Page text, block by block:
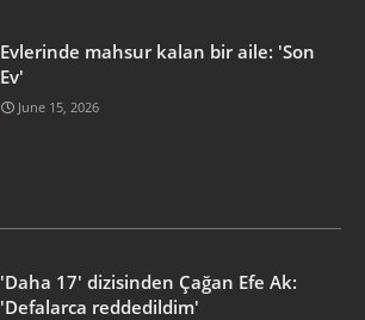
Evlerinde mahsur kalan bir aile: 'Son
Ev'
June 15, 2026
'Daha 17' dizisinden Çağan Efe Ak:
'Defalarca reddedildim'